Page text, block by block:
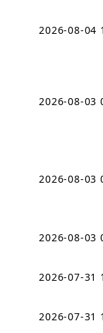
2026-08-04
2026-08-03
2026-08-03
2026-08-03
2026-07-31
2026-07-31